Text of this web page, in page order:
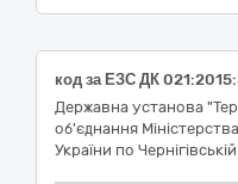
Державна установа
об'єднання
України по